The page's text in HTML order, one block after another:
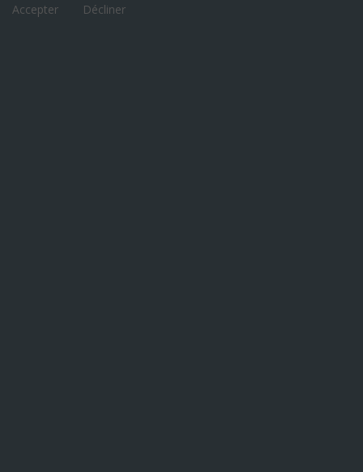
Accepter
Décliner